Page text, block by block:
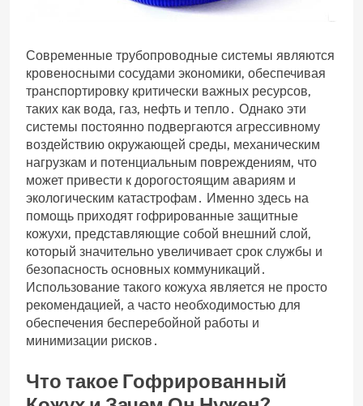
Современные трубопроводные системы являются
кровеносными сосудами экономики, обеспечивая
транспортировку критически важных ресурсов,
таких как вода, газ, нефть и тепло․ Однако эти
системы постоянно подвергаются агрессивному
воздействию окружающей среды, механическим
нагрузкам и потенциальным повреждениям, что
может привести к дорогостоящим авариям и
экологическим катастрофам․ Именно здесь на
помощь приходят гофрированные защитные
кожухи, представляющие собой внешний слой,
который значительно увеличивает срок службы и
безопасность основных коммуникаций․
Использование такого кожуха является не просто
рекомендацией, а часто необходимостью для
обеспечения бесперебойной работы и
минимизации рисков․
Что такое Гофрированный